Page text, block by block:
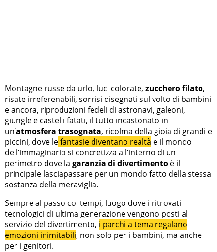
Montagne russe da urlo, luci colorate, zucchero filato,
risate irreferenabili, sorrisi disegnati sul volto di bambini
e ancora, riproduzioni fedeli di astronavi, galeoni,
giungle e castelli fatati, il tutto incastonato in
un’atmosfera trasognata, ricolma della gioia di grandi e
piccini, dove lefantasie diventano realtà e il mondo
dell’immaginario si concretizza all’interno di un
perimetro dove la garanzia di divertimento è il
principale lasciapassare per un mondo fatto della stessa
sostanza della meraviglia.
Sempre al passo coi tempi, luogo dove i ritrovati
tecnologici di ultima generazione vengono posti al
servizio del divertimento, i parchi a tema regalano
emozioni inimitabili, non solo per i bambini, ma anche
per i genitori.